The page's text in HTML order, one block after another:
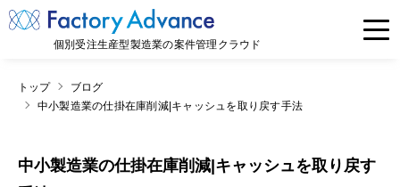
個別受注生産型製造業の案件管理クラウド
トップ
ブログ
中小製造業の仕掛在庫削減|キャッシュを取り戻す手法
中小製造業の仕掛在庫削減|キャッシュを取り戻す